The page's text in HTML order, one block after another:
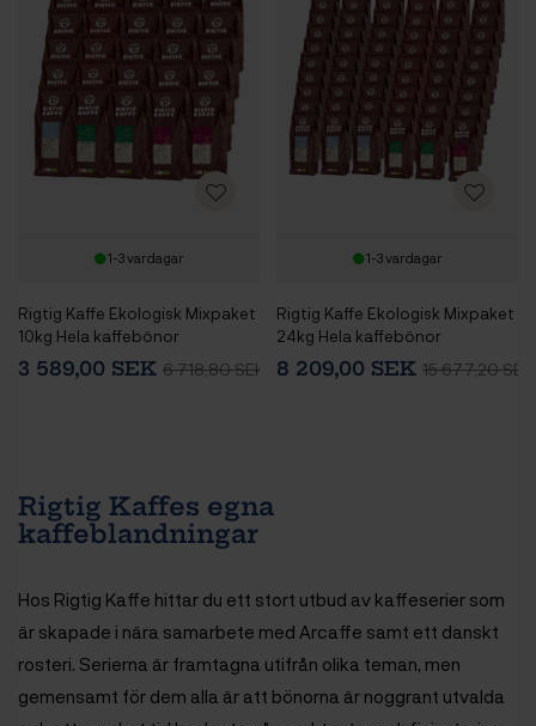
1-3 vardagar
Rigtig Kaffe Ekologisk Mixpaket
10kg Hela kaffebönor
3 589,00 SEK 6 718,80 SEK
1-3 vardagar
Rigtig Kaffe Ekologisk Mixpaket
24kg Hela kaffebönor
8 209,00 SEK 15 677,20 SEK
Rigtig Kaffes egna
kaffeblandningar
Hos Rigtig Kaffe hittar du ett stort utbud av kaffeserier som
är skapade i nära samarbete med Arcaffe samt ett danskt
rosteri. Serierna är framtagna utifrån olika teman, men
gemensamt för dem alla är att bönorna är noggrant utvalda